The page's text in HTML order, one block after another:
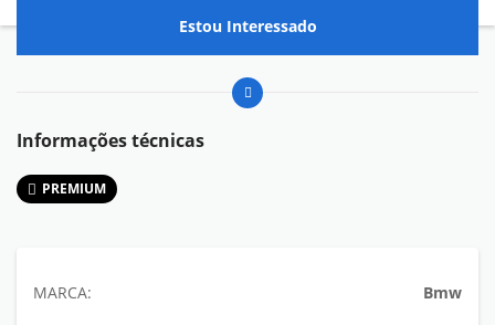
Estou Interessado
Informações técnicas
PREMIUM
MARCA: Bmw